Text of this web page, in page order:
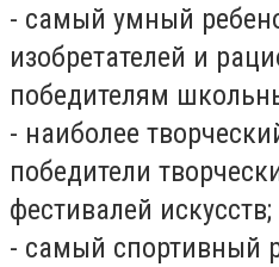
- самый умный
изобретателей и
победителям
- наиболее
победители
фестивалей искусств;
- самый спортивный